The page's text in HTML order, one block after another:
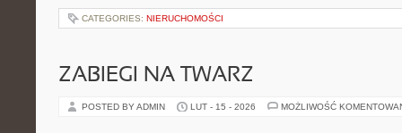
CATEGORIES: NIERUCHOMOŚCI
ZABIEGI NA TWARZ
POSTED BY ADMIN LUT - 15 - 2026 MOŻLIWOŚĆ